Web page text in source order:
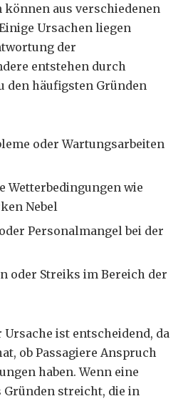
aus verschiedenen
Ursachen liegen
der
entstehen durch
den häufigsten Gründen
oder Wartungsarbeiten
Wetterbedingungen wie
Nebel
Personalmangel bei der
oder Streiks im Bereich der
Ursache ist entscheidend, da
ob Passagiere Anspruch
haben. Wenn eine
Gründen streicht, die in